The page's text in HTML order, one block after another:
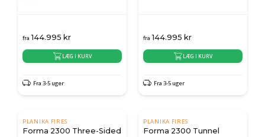
fra 144.995 kr
LÆG I KURV
Fra 3-5 uger
fra 144.995 kr
LÆG I KURV
Fra 3-5 uger
PLANIKA FIRES
Forma 2300 Three-Sided
PLANIKA FIRES
Forma 2300 Tunnel